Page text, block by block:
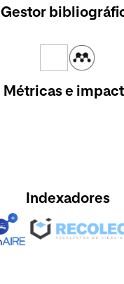
Gestor
Métricas e
Indexadores